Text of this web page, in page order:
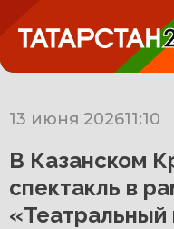
13 июня 202611:10
В Казанском
спектакль в
«Театральный